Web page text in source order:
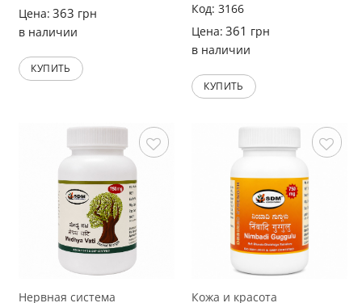
Цена: 363 грн
в наличии
КУПИТЬ
Оценка
Код: 3166
Цена: 361 грн
в наличии
КУПИТЬ
Нервная система
Сохранить
Кожа и красота